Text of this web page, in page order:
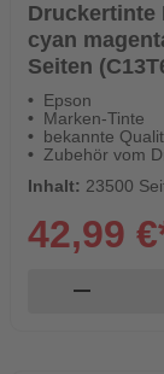
Druckertinte
cyan
Seiten
Epson
Marken-Tinte
bekannte
Zubehör vom
Inhalt: 23500
42,99
remove